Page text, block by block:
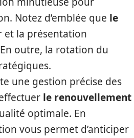
Notez d’emblée que le
la présentation
outre, la rotation du
une gestion précise des
le renouvellement
optimale. En
vous permet d’anticiper